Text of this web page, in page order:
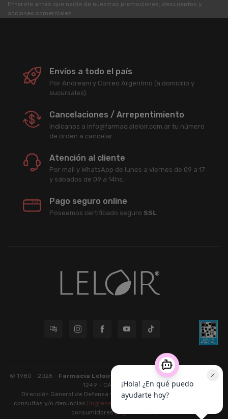
Enterate antes que nadie de nuestras promociones, descuentos y
acciones comerciales.
Envíos a todo el país
Por Andreani y Correo Argentino (a domicilio y
sucursales).
Cancelaciones / Arrepentimiento
Indicanos a info@farmacialeloir.com.ar tu número
de órden a cancelar.
Atención al cliente
Por mail y WhatsApp de lunes a viernes de 09 a 17
y sábados de 09 a 14hs.
Pago seguro online
Poseemos certificado seguro SSL
© 1980 - 2026 - Farmacia Leloir S.R.L.
| CUIT 33609220789 - Larrea
1249 - CABA - CP 1117
Dirección General de Defensa y Protección al Consumidor: Para
consultas y/o denuncias [ingrese aquí]
consumidores[ingrese aquí].